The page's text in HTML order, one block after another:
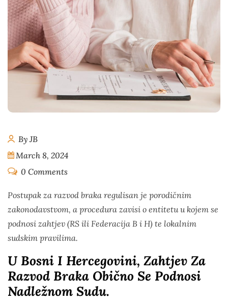
By JB
March 8, 2024
0 Comments
Postupak za razvod braka regulisan je porodičnim
zakonodavstvom, a procedura zavisi o entitetu u kojem se
podnosi zahtjev (RS ili Federacija B i H) te lokalnim
sudskim pravilima.
U Bosni I Hercegovini, Zahtjev Za
Razvod Braka Obično Se Podnosi
Nadležnom Sudu.